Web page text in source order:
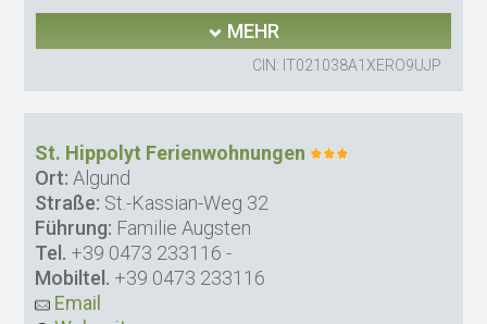
MEHR
CIN: IT021038A1XERO9UJP
St. Hippolyt Ferienwohnungen
Ort: Algund
Straße: St.-Kassian-Weg 32
Führung: Familie Augsten
Tel. +39 0473 233116 -
Mobiltel. +39 0473 233116
Email